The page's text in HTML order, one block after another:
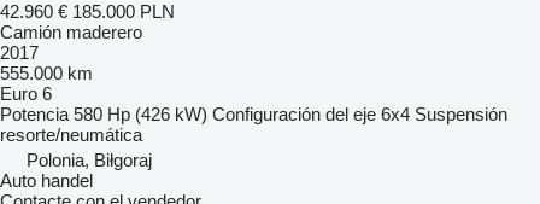
42.960 € 185.000 PLN
Camión maderero
2017
555.000 km
Euro 6
Potencia 580 Hp (426 kW) Configuración del eje 6x4 Suspensión
resorte/neumática
Polonia, Biłgoraj
Auto handel